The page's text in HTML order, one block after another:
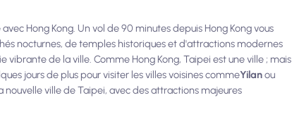
Hong Kong. Un vol de 90 minutes depuis Hong Kong vous
nocturnes, de temples historiques et d'attractions modernes
vibrante de la ville. Comme Hong Kong, Taipei est une ville ; mais
jours de plus pour visiter les villes voisines commeYilanou
ville de Taipei, avec des attractions majeures